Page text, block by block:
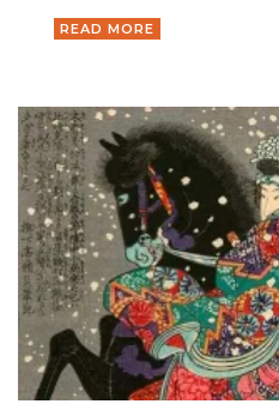
READ MORE